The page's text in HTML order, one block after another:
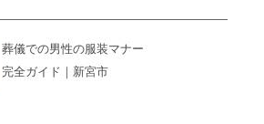
葬儀での男性の服装マナー
完全ガイド｜新宮市